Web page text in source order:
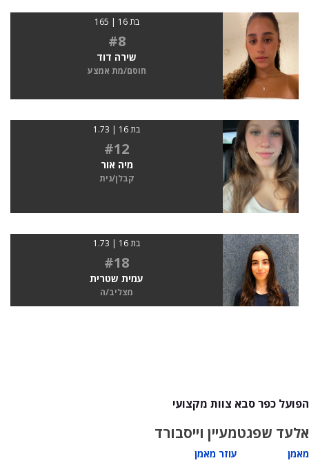
בת 16 | 165
#8
שירה דוד
חוסם/מת אמצע
בת 16 | 1.73
#12
מיה אור
קבלן/נית
בת 16 | 1.73
#18
עמית שטרית
מצליב/ה
הפועל כפר סבא צוות מקצועי
אלעד שפגט
מאמן
מעיין וייסבורד
עוזר מאמן